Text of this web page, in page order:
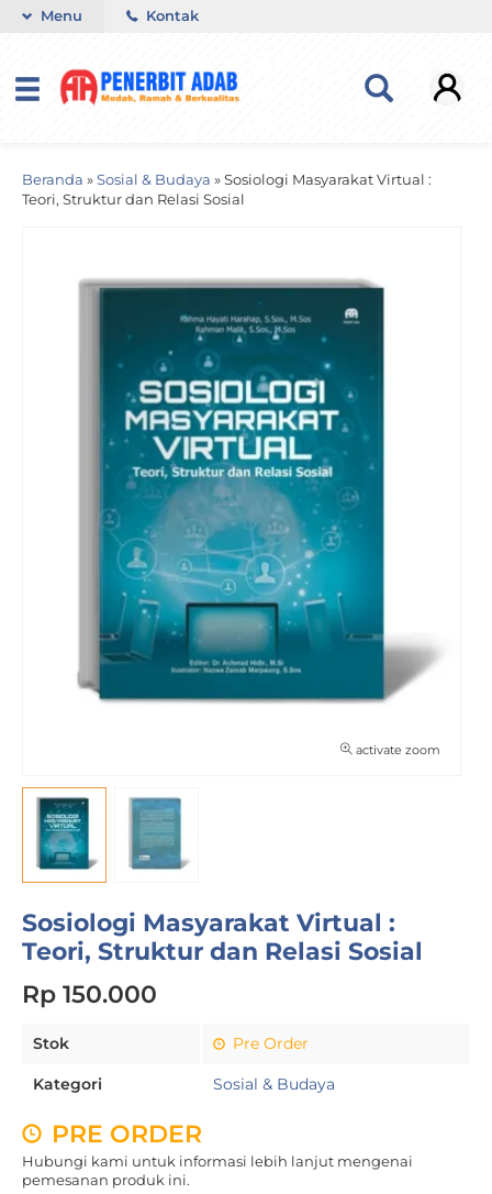
Menu Kontak
Beranda » Sosial & Budaya » Sosiologi Masyarakat Virtual :
Teori, Struktur dan Relasi Sosial
activate zoom
Sosiologi Masyarakat Virtual :
Teori, Struktur dan Relasi Sosial
Rp 150.000
Stok Pre Order
Kategori Sosial & Budaya
PRE ORDER
Hubungi kami untuk informasi lebih lanjut mengenai
pemesanan produk ini.